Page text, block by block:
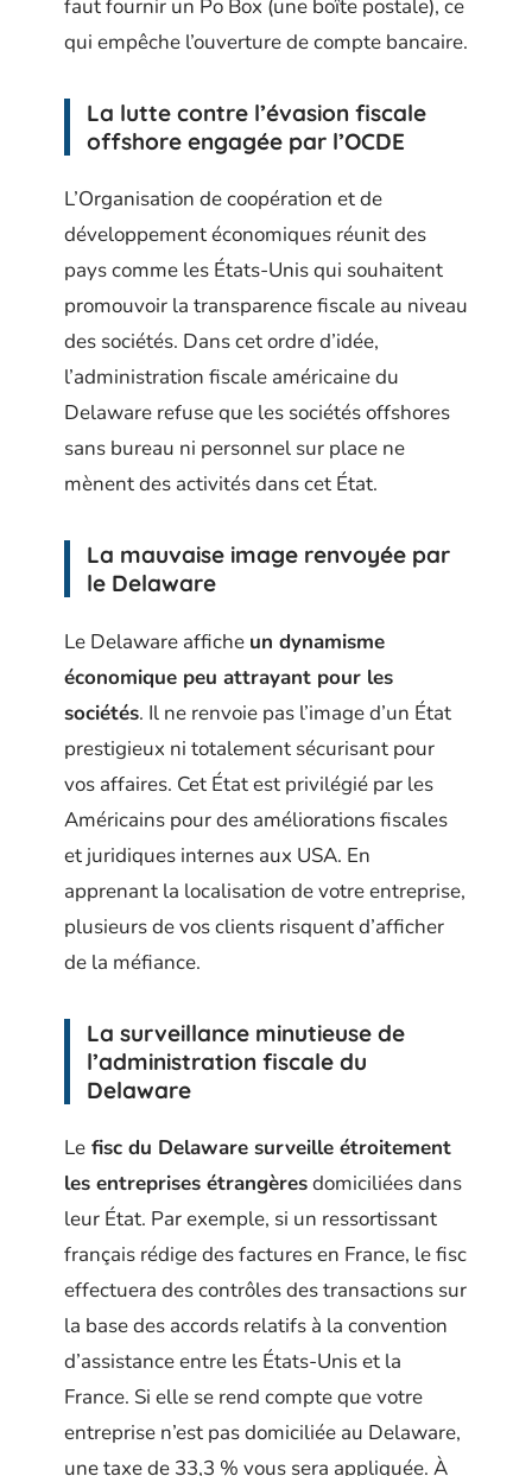
faut fournir un Po Box (une boîte postale), ce
qui empêche l’ouverture de compte bancaire.
La lutte contre l’évasion fiscale
offshore engagée par l’OCDE
L’Organisation de coopération et de
développement économiques réunit des
pays comme les États-Unis qui souhaitent
promouvoir la transparence fiscale au niveau
des sociétés. Dans cet ordre d’idée,
l’administration fiscale américaine du
Delaware refuse que les sociétés offshores
sans bureau ni personnel sur place ne
mènent des activités dans cet État.
La mauvaise image renvoyée par
le Delaware
Le Delaware affiche un dynamisme
économique peu attrayant pour les
sociétés. Il ne renvoie pas l’image d’un État
prestigieux ni totalement sécurisant pour
vos affaires. Cet État est privilégié par les
Américains pour des améliorations fiscales
et juridiques internes aux USA. En
apprenant la localisation de votre entreprise,
plusieurs de vos clients risquent d’afficher
de la méfiance.
La surveillance minutieuse de
l’administration fiscale du
Delaware
Le fisc du Delaware surveille étroitement
les entreprises étrangèresdomiciliées dans
leur État. Par exemple, si un ressortissant
français rédige des factures en France, le fisc
effectuera des contrôles des transactions sur
la base des accords relatifs à la convention
d’assistance entre les États-Unis et la
France. Si elle se rend compte que votre
entreprise n’est pas domiciliée au Delaware,
une taxe de 33,3 % vous sera appliquée. À